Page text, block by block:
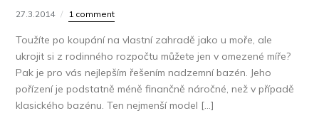
27.3.2014 1 comment
Toužíte po koupání na vlastní zahradě jako u moře, ale
ukrojit si z rodinného rozpočtu můžete jen v omezené míře?
Pak je pro vás nejlepším řešením nadzemní bazén. Jeho
pořízení je podstatně méně finančně náročné, než v případě
klasického bazénu. Ten nejmenší model […]